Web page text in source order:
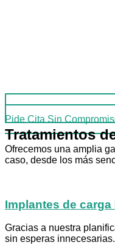
Pide Cita Sin
Tratamientos
Ofrecemos una amplia
caso, desde los más
Implantes de carga
Gracias a nuestra
sin esperas innecesarias.